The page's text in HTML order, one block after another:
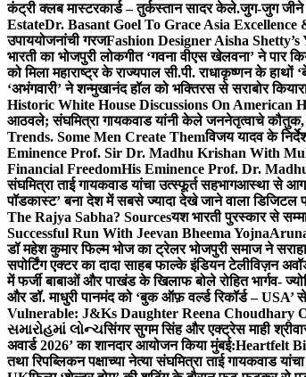
कंट्री क्लब मास्टरकार्ड – तुर्कस्तान सादर केले.जुग-जुग जीने
EstateDr. Basant Goel To Grace Asia
उपाययोजनांची गरजFashion Designer Aisha
भारती का भोजपुरी लोकगीत ‘गवना वीएस खेलवना’ ने पार
को मिला महाराष्ट्र के राज्यपाल सी.पी. राधाकृष्णन के हाथों
‘अभंगवारी’ ने शन्मुखानंद हॉल को भक्तिरस से सराबोर किया
Historic White House Discussions On American
आठवले; संघमित्रा गायकवाड यांनी केले जननेतृत्वाचे कौतुक,
Trends. Some Men Create Themविजय यादव के
Eminence Prof. Sir Dr. Madhu Krishan With
Financial FreedomHis Eminence Prof. Dr.
संघमित्रा ताई गायकवाड यांचा उत्स्फूर्त सहभागआस्था से
पॉडकास्ट’ बना देश में सबसे ज्यादा देखे जाने वाला
The Rajya Sabha? Sourcesयश भारती पुरस्कार से
Successful Run With Jeevan Bheema Yojna
डॉ महेश कुमार फिल्म भोज का ट्रेलर भोजपुरी समाज ने सराहा
सपोर्टिंग एक्टर का दादा साहब फाल्के इंडियन टेलीविज़न
में फर्जी बाबाओं और पाखंड के खिलाफ बोले रोहित भार्गव-
और डॉ. माधुरी पानमंद को ‘बुक ऑफ़ वर्ल्ड रिकॉर्ड – USA’
Vulnerable: J&Ks Daughter Reena Choudhary
સમારોહમાં લોન્ચसिंगर सुगम सिंह और एक्ट्रेस माही
अवार्ड 2026’ का शानदार आयोजन किया मुंबई:Heartfelt
तथा रिपब्लिकन पक्षाच्या नेत्या संघमित्रा ताई गायकवाड